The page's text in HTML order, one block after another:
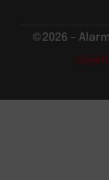
©2026 –